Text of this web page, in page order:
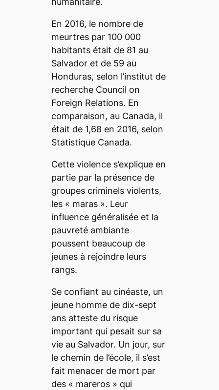
En 2016, le nombre de
meurtres par 100 000
habitants était de 81 au
Salvador et de 59 au
Honduras, selon l’institut de
recherche Council on
Foreign Relations. En
comparaison, au Canada, il
était de 1,68 en 2016, selon
Statistique Canada.
Cette violence s’explique en
partie par la présence de
groupes criminels violents,
les « maras ». Leur
influence généralisée et la
pauvreté ambiante
poussent beaucoup de
jeunes à rejoindre leurs
rangs.
Se confiant au cinéaste, un
jeune homme de dix-sept
ans atteste du risque
important qui pesait sur sa
vie au Salvador. Un jour, sur
le chemin de l’école, il s’est
fait menacer de mort par
des « mareros » qui